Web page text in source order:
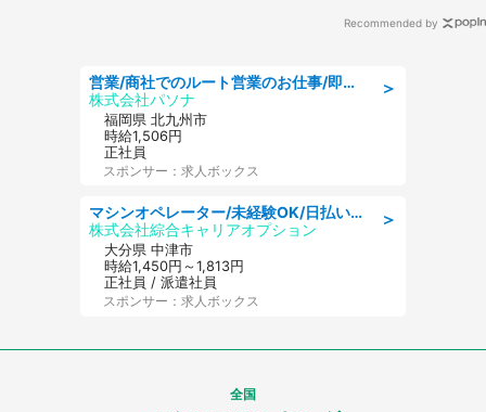
Recommended by
＞
営業/商社でのルート営業のお仕事/即日勤務可/車通勤可/営業
株式会社パソナ
福岡県 北九州市
時給1,506円
正社員
スポンサー：求人ボックス
＞
マシンオペレーター/未経験OK/日払いOK/寮費無料/交替制/20・30・40代活躍中
株式会社綜合キャリアオプション
大分県 中津市
時給1,450円～1,813円
正社員 / 派遣社員
スポンサー：求人ボックス
全国